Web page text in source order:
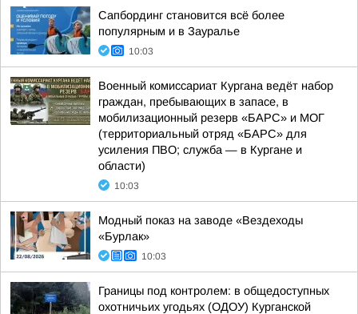
Сапбординг становится всё более
популярным и в Зауралье
10:03
Военный комиссариат Кургана ведёт набор
граждан, пребывающих в запасе, в
мобилизационный резерв «БАРС» и МОГ
(территориальный отряд «БАРС» для
усиления ПВО; служба — в Кургане и
области)
10:03
Модный показ на заводе «Вездеходы
«Бурлак»
10:03
Границы под контролем: в общедоступных
охотничьих угодьях (ОДОУ) Курганской